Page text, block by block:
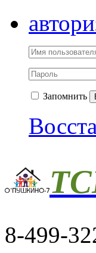
Запомнить
8-499-